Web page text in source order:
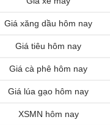
Giá xăng dầu hôm nay
Giá tiêu hôm nay
Giá cà phê hôm nay
Giá lúa gạo hôm nay
XSMN hôm nay